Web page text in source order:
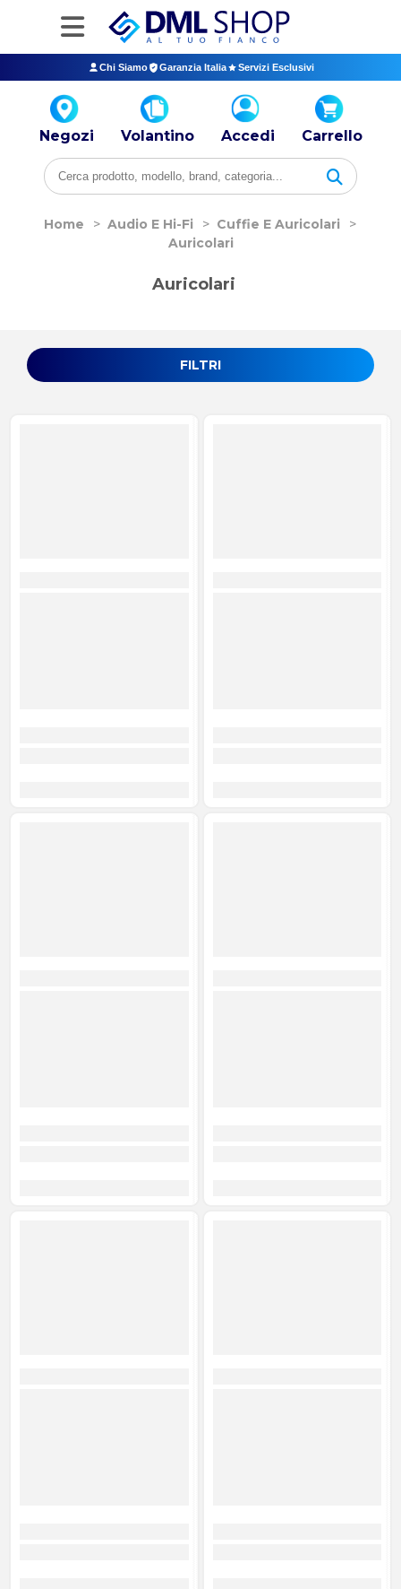
Chi Siamo Garanzia Italia Servizi Esclusivi
Negozi Volantino Accedi Carrello
Home > Audio E Hi-Fi > Cuffie E Auricolari
>
Auricolari
FILTRI
Auricolari